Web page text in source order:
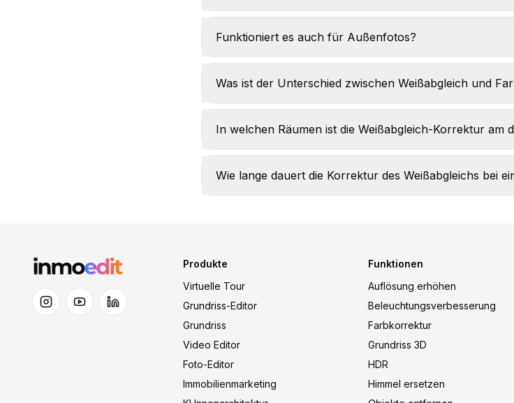
Funktioniert es auch für Außenfotos?
Was ist der Unterschied zwischen Weißabgleich und
In welchen Räumen ist die Weißabgleich-Korrektur am
Wie lange dauert die Korrektur des Weißabgleichs bei
Produkte
Virtuelle Tour
Grundriss-Editor
Grundriss
Video Editor
Foto-Editor
Immobilienmarketing
Funktionen
Auflösung erhöhen
Beleuchtungsverbesserung
Farbkorrektur
Grundriss 3D
HDR
Himmel ersetzen